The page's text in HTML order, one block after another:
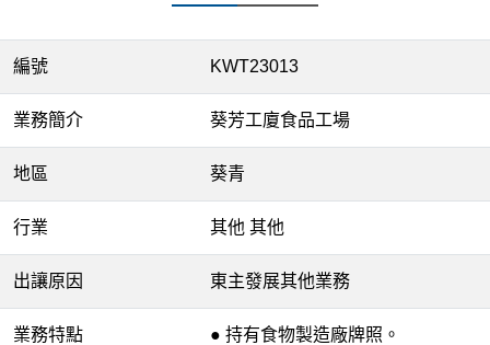
編號 KWT23013
業務簡介 葵芳工廈食品工場
地區 葵青
行業 其他 其他
出讓原因 東主發展其他業務
業務特點
● 持有食物製造廠牌照。